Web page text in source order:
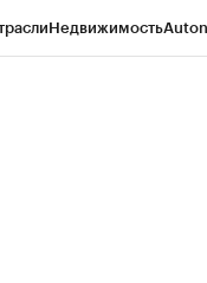
Недвижимость